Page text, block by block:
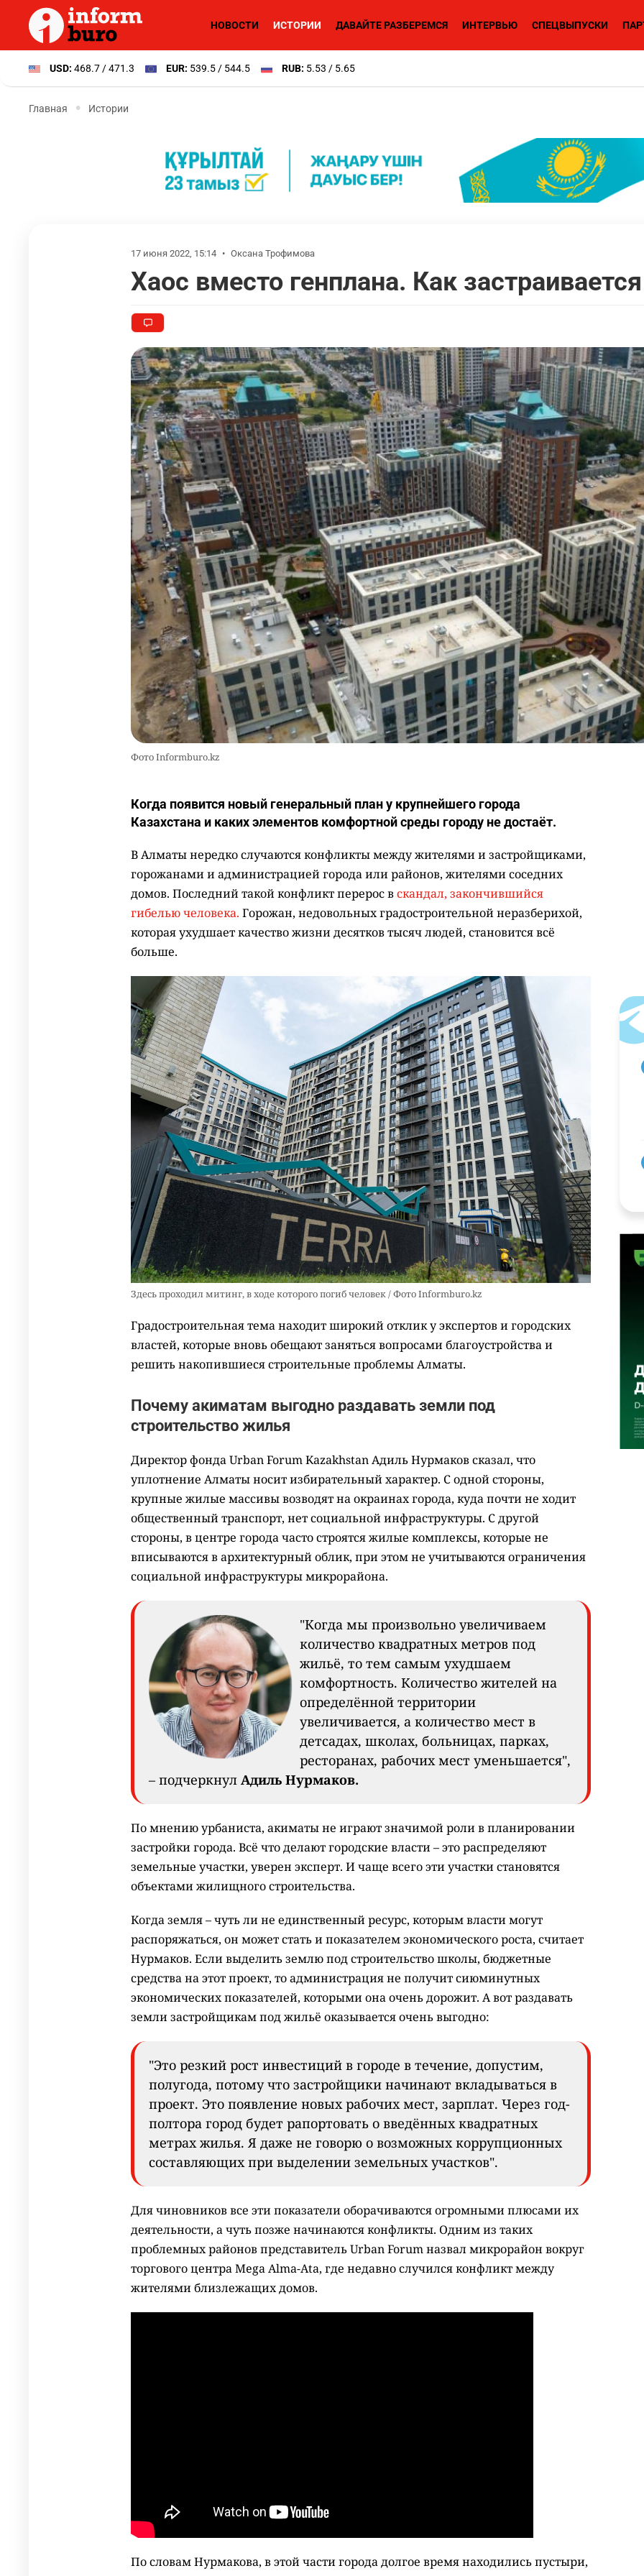
НОВОСТИ ИСТОРИИ ДАВАЙТЕ РАЗБЕРЕМСЯ ИНТЕРВЬЮ СПЕЦВЫПУСКИ
USD: 468.7 / 471.3 EUR: 539.5 / 544.5 RUB: 5.53 / 5.65
Главная Истории
17 июня 2022, 15:14 • Оксана Трофимова
Хаос вместо генплана. Как
Фото Informburo.kz
Когда появится новый генеральный план у крупнейшего города
Казахстана и каких элементов комфортной среды городу не достаёт.
В Алматы нередко случаются конфликты между жителями и застройщиками,
горожанами и администрацией города или районов, жителями соседних
домов. Последний такой конфликт перерос вскандал, закончившийся
гибелью человека. Горожан, недовольных градостроительной неразберихой,
которая ухудшает качество жизни десятков тысяч людей, становится всё
больше.
Здесь проходил митинг, в ходе которого погиб человек / Фото Informburo.kz
Градостроительная тема находит широкий отклик у экспертов и городских
властей, которые вновь обещают заняться вопросами благоустройства и
решить накопившиеся строительные проблемы Алматы.
Почему акиматам выгодно раздавать земли под
строительство жилья
Директор фонда Urban Forum Kazakhstan Адиль Нурмаков сказал, что
уплотнение Алматы носит избирательный характер. С одной стороны,
крупные жилые массивы возводят на окраинах города, куда почти не ходит
общественный транспорт, нет социальной инфраструктуры. С другой
стороны, в центре города часто строятся жилые комплексы, которые не
вписываются в архитектурный облик, при этом не учитываются ограничения
социальной инфраструктуры микрорайона.
"Когда мы произвольно увеличиваем
количество квадратных метров под
жильё, то тем самым ухудшаем
комфортность. Количество жителей на
определённой территории
увеличивается, а количество мест в
детсадах, школах, больницах, парках,
ресторанах, рабочих мест уменьшается",
– подчеркнул Адиль Нурмаков.
По мнению урбаниста, акиматы не играют значимой роли в планировании
застройки города. Всё что делают городские власти – это распределяют
земельные участки, уверен эксперт. И чаще всего эти участки становятся
объектами жилищного строительства.
Когда земля – чуть ли не единственный ресурс, которым власти могут
распоряжаться, он может стать и показателем экономического роста, считает
Нурмаков. Если выделить землю под строительство школы, бюджетные
средства на этот проект, то администрация не получит сиюминутных
экономических показателей, которыми она очень дорожит. А вот раздавать
земли застройщикам под жильё оказывается очень выгодно:
"Это резкий рост инвестиций в городе в течение, допустим,
полугода, потому что застройщики начинают вкладываться в
проект. Это появление новых рабочих мест, зарплат. Через год-
полтора город будет рапортовать о введённых квадратных
метрах жилья. Я даже не говорю о возможных коррупционных
составляющих при выделении земельных участков".
Для чиновников все эти показатели оборачиваются огромными плюсами их
деятельности, а чуть позже начинаются конфликты. Одним из таких
проблемных районов представитель Urban Forum назвал микрорайон вокруг
торгового центра Mega Alma-Ata, где недавно случился конфликт между
жителями близлежащих домов.
По словам Нурмакова, в этой части города долгое время находились пустыри,